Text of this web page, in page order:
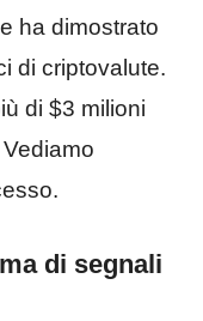
ha dimostrato
di criptovalute.
di $3 milioni
di segnali